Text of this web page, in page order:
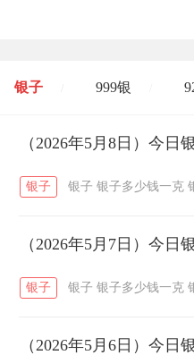
银子 999银
开国纪念币 大
菜百 周生生
六福 / 金至尊 /
（2026年5月8日）今
银子 银子 银子多少钱一克
（2026年5月7日）今
银子 银子 银子多少钱一克
（2026年5月6日）今